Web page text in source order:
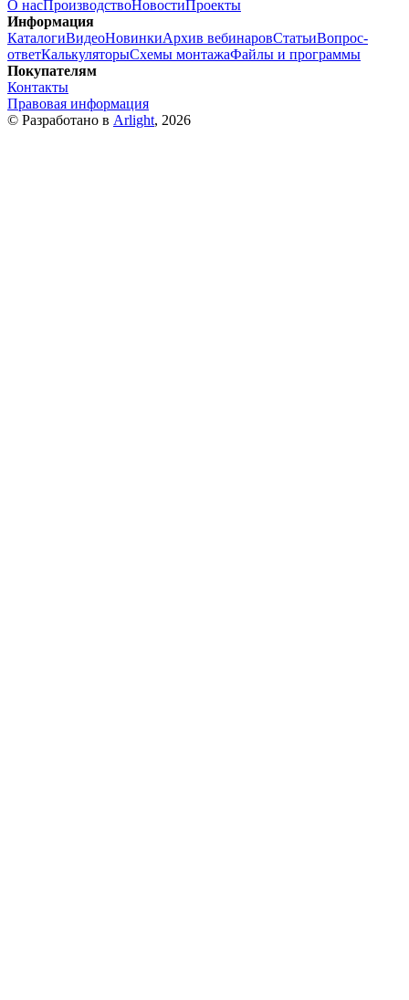
О насПроизводствоНовостиПроекты
Информация
КаталогиВидеоНовинкиАрхив вебинаровСтатьиВопрос-
ответКалькуляторыСхемы монтажаФайлы и программы
Покупателям
Контакты
Правовая информация
© Разработано в Arlight, 2026